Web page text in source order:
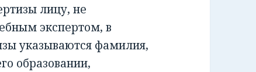
лицу, не
экспертом, в
указываются фамилия,
образовании,